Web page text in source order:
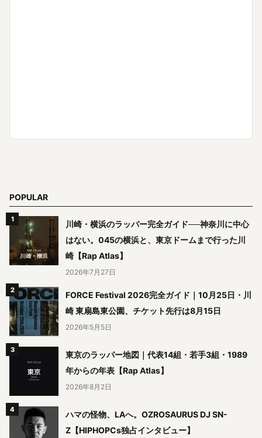
POPULAR
川崎・横浜のラッパー完全ガイド──神奈川に中心
はない。045の横浜と、東京ドームまで行った川
崎【Rap Atlas】
2026年7月27日
FORCE Festival 2026完全ガイド｜10月25日・川
崎 東扇島東公園、チケット先行は8月15日
2026年5月5日
東京のラッパー地図｜代表14組・若手3組・1989
年からの年表【Rap Atlas】
2026年8月2日
ハマの怪物、LAへ。OZROSAURUS DJ SN-
Z【HIPHOPCs独占インタビュー】